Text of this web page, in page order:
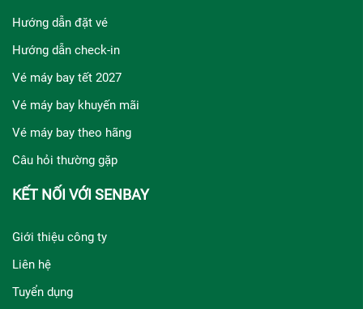
Hướng dẫn đặt vé
Hướng dẫn check-in
Vé máy bay tết 2027
Vé máy bay khuyến mãi
Vé máy bay theo hãng
Câu hỏi thường gặp
KẾT NỐI VỚI SENBAY
Giới thiệu công ty
Liên hệ
Tuyển dụng